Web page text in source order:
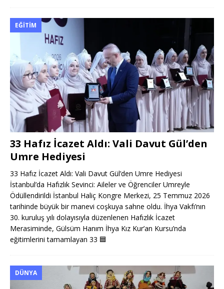
EĞITIM
33 Hafız İcazet Aldı: Vali Davut Gül’den
Umre Hediyesi
33 Hafız İcazet Aldı: Vali Davut Gül’den Umre Hediyesi
İstanbul’da Hafızlık Sevinci: Aileler ve Öğrenciler Umreyle
Ödüllendirildi İstanbul Haliç Kongre Merkezi, 25 Temmuz 2026
tarihinde büyük bir manevi coşkuya sahne oldu. İhya Vakfı’nın
30. kuruluş yılı dolayısıyla düzenlenen Hafızlık İcazet
Merasiminde, Gülsüm Hanım İhya Kız Kur’an Kursu’nda
eğitimlerini tamamlayan 33 🟦
DÜNYA